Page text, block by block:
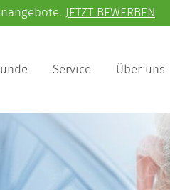
JETZT BEWERBEN
Service Über uns